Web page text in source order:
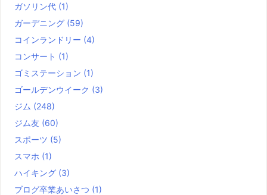
ガソリン代 (1)
ガーデニング (59)
コインランドリー (4)
コンサート (1)
ゴミステーション (1)
ゴールデンウイーク (3)
ジム (248)
ジム友 (60)
スポーツ (5)
スマホ (1)
ハイキング (3)
ブログ卒業あいさつ (1)